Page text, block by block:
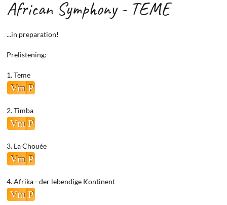
African Symphony - TEME
...in preparation!
Prelistening:
1. Teme
Vm P
2. Timba
Vm P
3. La Chouée
Vm P
4. Afrika - der lebendige Kontinent
Vm P